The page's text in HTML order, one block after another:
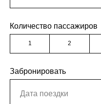
Количество пассажиров
1 2
Забронировать